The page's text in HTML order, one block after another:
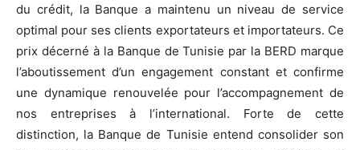
du crédit, la Banque a maintenu un niveau de service
optimal pour ses clients exportateurs et importateurs. Ce
prix décerné à la Banque de Tunisie par la BERD marque
l’aboutissement d’un engagement constant et confirme
une dynamique renouvelée pour l’accompagnement de
nos entreprises à l’international. Forte de cette
distinction, la Banque de Tunisie entend consolider son